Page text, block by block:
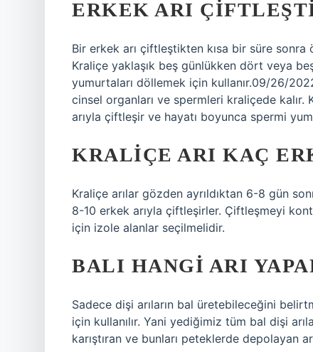
ERKEK ARI
Bir erkek arı çiftleştikten kısa bir süre
Kraliçe yaklaşık beş günlükken dört veya
yumurtaları döllemek için kullanır.09/26/
cinsel organları ve spermleri kraliçede
arıyla çiftleşir ve hayatı boyunca spermi
KRALIÇE ARI KAÇ
Kraliçe arılar gözden ayrıldıktan 6-8 gün
8-10 erkek arıyla çiftleşirler. Çiftleşmeyi
için izole alanlar seçilmelidir.
BALI HANGI ARI
Sadece dişi arıların bal üretebileceğini
için kullanılır. Yani yediğimiz tüm bal dişi
karıştıran ve bunları peteklerde depolayan